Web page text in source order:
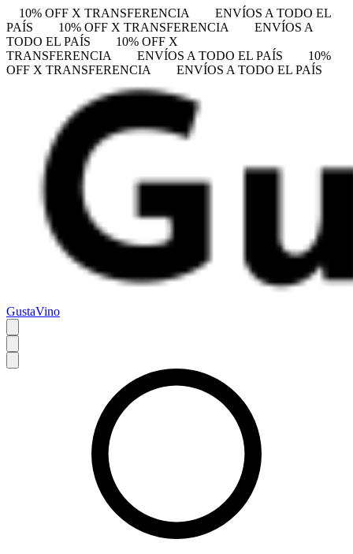
10% OFF X TRANSFERENCIA
ENVÍOS A TODO EL
PAÍS
10% OFF X TRANSFERENCIA
ENVÍOS A
TODO EL PAÍS
10% OFF X
TRANSFERENCIA
ENVÍOS A TODO EL PAÍS
10%
OFF X TRANSFERENCIA
ENVÍOS A TODO EL PAÍS
GustaVino